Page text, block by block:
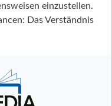
einzustellen.
Das Verständnis